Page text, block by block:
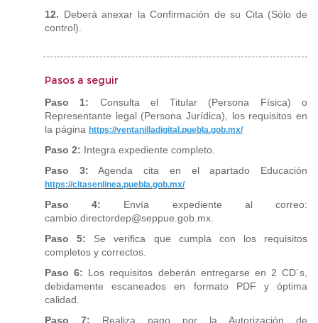
12. Deberá anexar la Confirmación de su Cita (Sólo de
control).
Pasos a seguir
Paso 1: Consulta el Titular (Persona Física) o
Representante legal (Persona Jurídica), los requisitos en
la página https://ventanilladigital.puebla.gob.mx/
Paso 2: Integra expediente completo.
Paso 3: Agenda cita en el apartado Educación
https://citasenlinea.puebla.gob.mx/
Paso 4: Envía expediente al correo:
cambio.directordep@seppue.gob.mx.
Paso 5: Se verifica que cumpla con los requisitos
completos y correctos.
Paso 6: Los requisitos deberán entregarse en 2 CD´s,
debidamente escaneados en formato PDF y óptima
calidad.
Paso 7: Realiza pago por la Autorización de